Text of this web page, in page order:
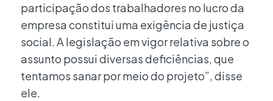
participação dos trabalhadores no lucro da
empresa constitui uma exigência de justiça
social. A legislação em vigor relativa sobre o
assunto possui diversas deficiências, que
tentamos sanar por meio do projeto”, disse
ele.